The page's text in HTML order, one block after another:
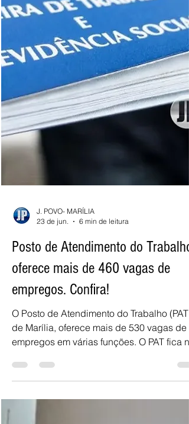
23 de jun.
6 min de leitura
Posto de Atendimento do Trabalho
oferece mais de 460 vagas de
empregos. Confira!
O Posto de Atendimento do Trabalho (PAT)
de Marília, oferece mais de 530 vagas de
empregos em várias funções. O PAT fica no